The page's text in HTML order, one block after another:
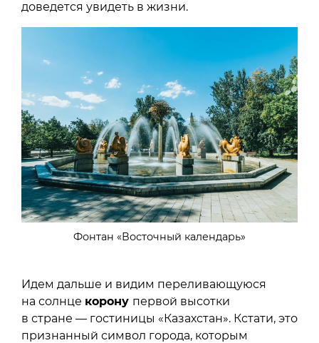
доведется увидеть в жизни.
Фонтан «Восточный календарь»
Идем дальше и видим переливающуюся
на солнце корону первой высотки
в стране — гостиницы «Казахстан». Кстати, это
признанный символ города, которым